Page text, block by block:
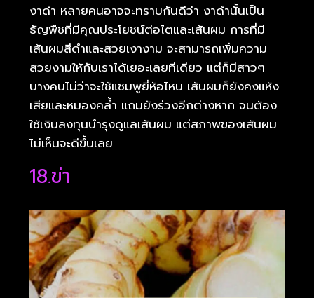
งาดำ หลายคนอาจจะทราบกันดีว่า งาดำนั้นเป็น
ธัญพืชที่มีคุณประโยชน์ต่อไตและเส้นผม การที่มี
เส้นผมสีดำและสวยเงางาม จะสามารถเพิ่มความ
สวยงามให้กับเราได้เยอะเลยทีเดียว แต่ก็มีสาวๆ
บางคนไม่ว่าจะใช้แชมพูยี่ห้อไหน เส้นผมก็ยังคงแห้ง
เสียและหมองคล้ำ แถมยังร่วงอีกต่างหาก จนต้อง
ใช้เงินลงทุนบำรุงดูแลเส้นผม แต่สภาพของเส้นผม
ไม่เห็นจะดีขึ้นเลย
18.ข่า